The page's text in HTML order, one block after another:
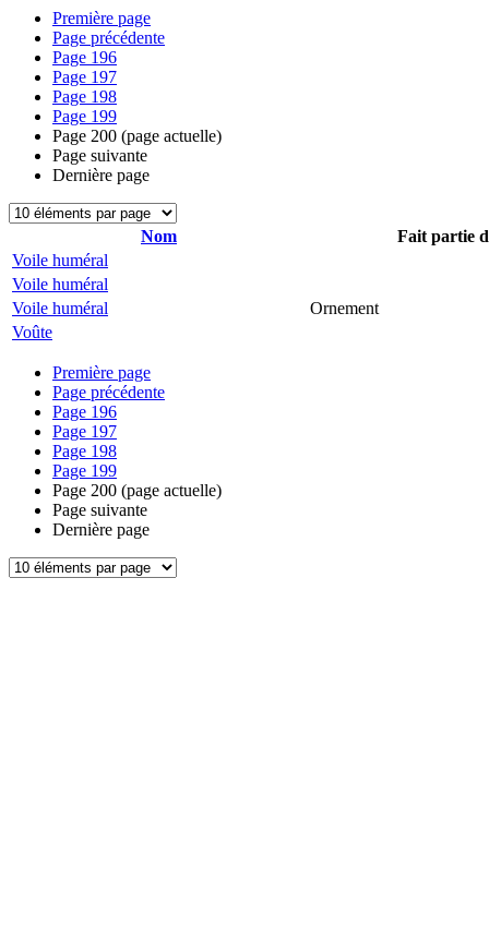
Première page
Page précédente
Page 196
Page 197
Page 198
Page 199
Page 200 (page actuelle)
Page suivante
Dernière page
Nom
Fait partie
Voile huméral
Voile huméral
Voile huméral
Ornement
Voûte
Première page
Page précédente
Page 196
Page 197
Page 198
Page 199
Page 200 (page actuelle)
Page suivante
Dernière page